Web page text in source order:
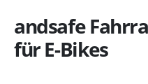
andsafe
für E-Bikes